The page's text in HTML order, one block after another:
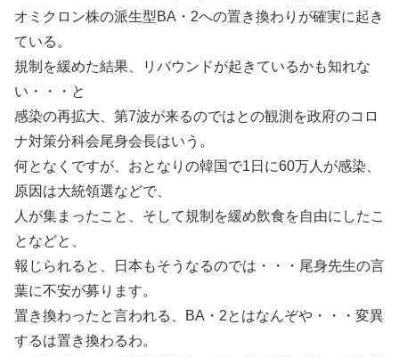
オミクロン株の派生型BA・2への置き換わりが確実に起き
ている。
規制を緩めた結果、リバウンドが起きているかも知れな
い・・・と
感染の再拡大、第7波が来るのではとの観測を政府のコロ
ナ対策分科会尾身会長はいう。
何となくですが、おとなりの韓国で1日に60万人が感染、
原因は大統領選などで、
人が集まったこと、そして規制を緩め飲食を自由にしたこ
となどと、
報じられると、日本もそうなるのでは・・・尾身先生の言
葉に不安が募ります。
置き換わったと言われる、BA・2とはなんぞや・・・変異
するは置き換わるわ。